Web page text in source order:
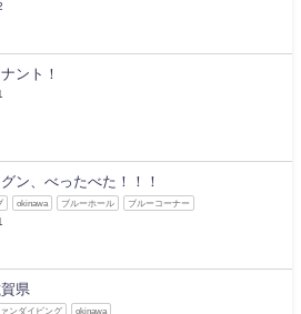
ント！
ン、べったべた！！！
okinawa ブルーホール ブルーコーナー
県
ァンダイビング okinawa